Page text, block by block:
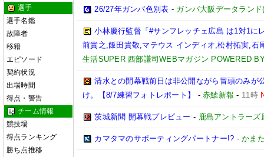
選手
選手名鑑
故障者
移籍
エピソード
契約状況
出場時間
得点・警告
チーム情報
競技場
得点ランキング
勝ち点推移
26/27年ガンバ色別表 - ガンバ大阪データラン
小林慶行監督「#サンフレッチェ広島 は1対1に
前貴之,飯田貴敬,マテウス インディオ,松村拓実,石
生活SUPER 西部謙司WEBマガジン POWERED
清水との開幕戦前日は非公開ながら冒頭のみが
け。【8/7練習フォトレポート】
-赤鯱新報 - 11時
茨城新聞 開幕戦プレビュー - 鹿島アントラーズ
カマタマのサポーティングパートナー!? -かま